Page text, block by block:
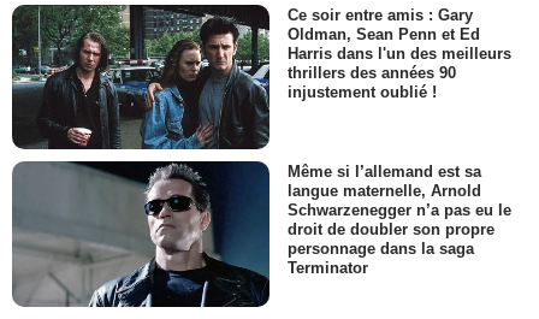
Ce soir entre amis : Gary
Oldman, Sean Penn et Ed
Harris dans l'un des meilleurs
thrillers des années 90
injustement oublié !
Même si l’allemand est sa
langue maternelle, Arnold
Schwarzenegger n’a pas eu le
droit de doubler son propre
personnage dans la saga
Terminator